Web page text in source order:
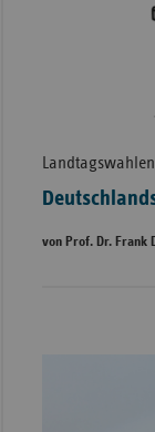
Landtagswahlen
von Prof. Dr. Frank